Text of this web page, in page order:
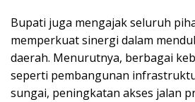
Bupati juga mengajak seluruh
memperkuat sinergi dalam
daerah. Menurutnya, berbagai
seperti pembangunan
sungai, peningkatan akses jalan